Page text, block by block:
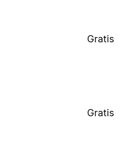
Gratis
Gratis